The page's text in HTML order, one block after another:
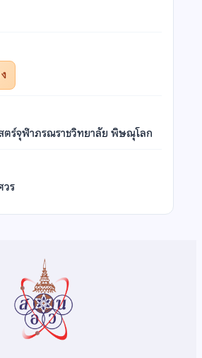
ตร์จุฬาภรณราชวิทยาลัย พิษณุโลก
ร